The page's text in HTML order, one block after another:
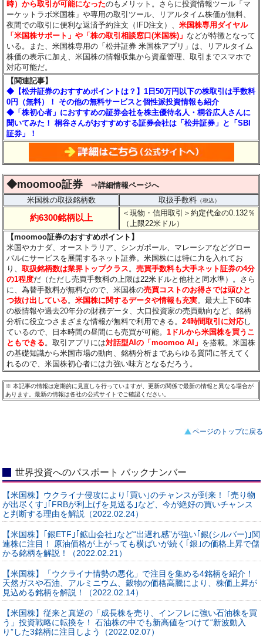
時）から取引が可能になったのもメリット。さらに投資情報ツール「マ
ーケットラボ米国株」や専用の取引ツール、リアルタイム株価が無料、
夜間での取引に便利な返済予約注文（IFD注文）、米国株専用ダイヤル
「米国株サポート」や「株の取引相談窓口(米国株)」 などが特徴となって
いる。また、米国株専用の「松井証券 米国株アプリ」は、リアルタイム
株価の表示に加え、米国株の情報収集から資産管理、取引までスマホで
対応可能だ。
【関連記事】
◆【松井証券のおすすめポイントは？】1日50万円以下の株取引は手数料
0円（無料）！ その他の無料サービスと個性派投資情報も紹介
◆「株初心者」におすすめの証券会社を株主優待名人・桐谷広人さんに
聞いてみた！ 桐谷さんがおすすめする証券会社は「松井証券」と「SBI
証券」！
◆moomoo証券
⇒詳細情報ページへ
米国株の取扱銘柄数
取扱手数料（税込）
約6300銘柄以上
＜現物・信用取引＞約定代金の0.132％
（上限22米ドル）
【moomoo証券のおすすめポイント】
米国やカナダ、オーストラリア、シンガポール、マレーシアなどグロー
バルにサービスを展開するネット証券。米国株には特に力を入れてお
り、取扱銘柄数は業界トップクラス。売買手数料も大手ネット証券の4分
の1程度だ（ただし売買手数料の上限は22米ドルと他社と同水準）。さら
に、為替手数料が無料なので、米国株の売買コストのお得さでは頭ひと
つ抜け出している。米国株に関するデータや情報も充実。最大上下60本
の板情報や過去20年分の財務データ、大口投資家の売買動向など、銘柄
分析に役立つさまざまな情報が無料で利用できる。24時間取引に対応し
ているので、日本時間の昼間にも売買が可能。1ドルから米国株を買うこ
ともできる。取引アプリには対話型AIの「moomoo AI」 を搭載。米国株
の基礎知識から米国市場の動向、銘柄分析まであらゆる質問に答えてく
れるので、米国株初心者には力強い味方となるだろう。
※本記事の情報は定期的に見直しを行っていますが、更新の関係で最新の情報と異なる場合が
あります。最新の情報は各社の公式サイトでご確認ください。
ページのトップに戻る
世界投資へのパスポート バックナンバー
【米国株】ウクライナ侵攻により｢買い｣のチャンスが到来！ ｢売り物
が出尽くす｣｢FRBが利上げを見送る｣など、今が絶好の買いチャンス
と判断する理由を解説（2022.02.24）
【米国株】｢銀ETF｣｢鉱山会社｣など“出遅れ感”が強い｢銀(シルバー)｣関
連株に注目！ 原油価格が上がっても横ばいが続く｢銀｣の価格上昇で儲
かる銘柄を解説！（2022.02.21）
【米国株】「ウクライナ情勢の悪化」で注目を集める4銘柄を紹介！
天然ガスや石油、アルミニウム、穀物の価格高騰により、株価上昇が
見込める銘柄を解説！（2022.02.14）
【米国株】従来と真逆の「成長株を売り、インフレに強い石油株を買
う」投資戦略に転換を！ 石油株の中でも新高値をつけて“新波動入
り”した3銘柄に注目しよう（2022.02.07）